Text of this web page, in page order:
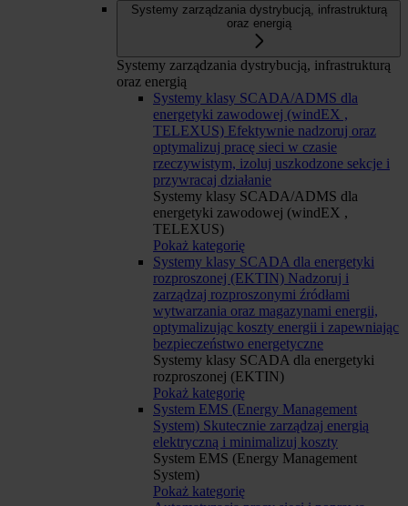
Systemy zarządzania dystrybucją, infrastrukturą
oraz energią
Systemy zarządzania dystrybucją, infrastrukturą
oraz energią
Systemy klasy SCADA/ADMS dla
energetyki zawodowej (windEX ,
TELEXUS) Efektywnie nadzoruj oraz
optymalizuj pracę sieci w czasie
rzeczywistym, izoluj uszkodzone sekcje i
przywracaj działanie
Systemy klasy SCADA/ADMS dla
energetyki zawodowej (windEX ,
TELEXUS)
Pokaż kategorię
Systemy klasy SCADA dla energetyki
rozproszonej (EKTIN) Nadzoruj i
zarządzaj rozproszonymi źródłami
wytwarzania oraz magazynami energii,
optymalizując koszty energii i zapewniając
bezpieczeństwo energetyczne
Systemy klasy SCADA dla energetyki
rozproszonej (EKTIN)
Pokaż kategorię
System EMS (Energy Management
System) Skutecznie zarządzaj energią
elektryczną i minimalizuj koszty
System EMS (Energy Management
System)
Pokaż kategorię